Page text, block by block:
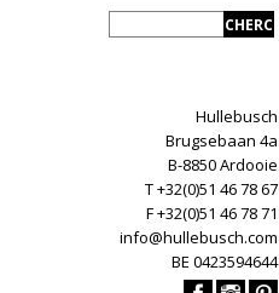
Hullebusch
Brugsebaan 4a
B-8850 Ardooie
T +32(0)51 46 78 67
F +32(0)51 46 78 71
info@hullebusch.com
BE 0423594644